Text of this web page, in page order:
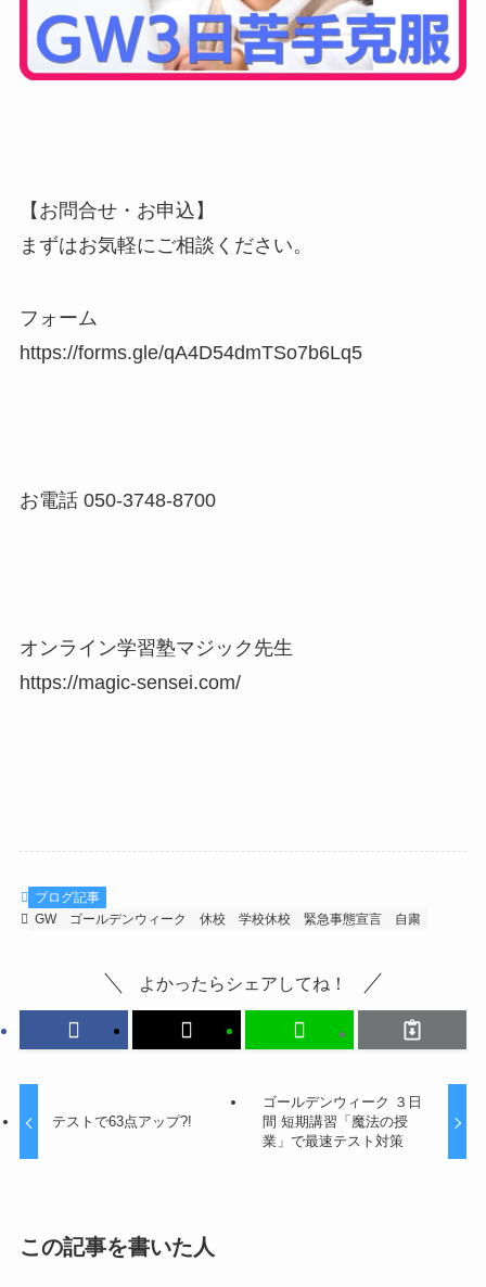
【お問合せ・お申込】
まずはお気軽にご相談ください。
フォーム
https://forms.gle/qA4D54dmTSo7b6Lq5
お電話 050-3748-8700
オンライン学習塾マジック先生
https://magic-sensei.com/
ブログ記事
GW
ゴールデンウィーク 休校 学校休校 緊急事態宣言 自粛
よかったらシェアしてね！
テストで63点アップ?!
ゴールデンウィーク ３日
間 短期講習「魔法の授
業」で最速テスト対策
この記事を書いた人